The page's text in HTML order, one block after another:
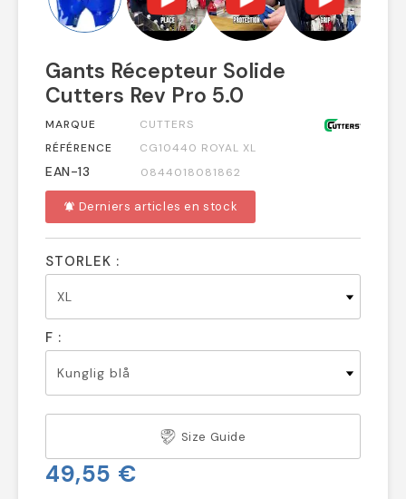
Gants Récepteur Solide
Cutters Rev Pro 5.0
MARQUE
CUTTERS
RÉFÉRENCE
CG10440 ROYAL XL
EAN-13 0844018081862
notifications_active Derniers articles en stock
STORLEK :
F :
Size Guide
49,55 €